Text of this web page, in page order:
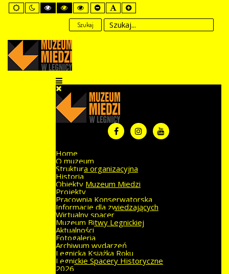
Default
mode
Night
mode
High
Contrast
mode
High
Contrast
Black
Yellow
mode
High
Contrast
Yellow
Black
mode
Set
Smaller
Font
Set
Default
Font
Set
Larger
Font
Szukaj
Home
O muzeum
Struktura organizacyjna
Historia
Obiekty Muzeum Miedzi
Projekty
Pracownia Konserwatorska
Informacje dla zwiedzających
Wirtualny spacer
Muzeum Bitwy Legnickiej
Aktualności
Fotogaleria
Archiwum wydarzeń
Legnicka Książka Roku
Legnickie Spacery Historyczne
2026